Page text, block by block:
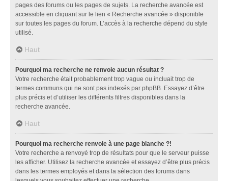
pages des forums ou les pages de sujets. La recherche avancée est
accessible en cliquant sur le lien « Recherche avancée » disponible
sur toutes les pages du forum. L’accès à la recherche dépend du style
utilisé.
Haut
Pourquoi ma recherche ne renvoie aucun résultat ?
Votre recherche était probablement trop vague ou incluait trop de
termes communs qui ne sont pas indexés par phpBB. Essayez d’être
plus précis et d’utiliser les différents filtres disponibles dans la
recherche avancée.
Haut
Pourquoi ma recherche renvoie à une page blanche ?!
Votre recherche a renvoyé trop de résultats pour que le serveur puisse
les afficher. Utilisez la recherche avancée et essayez d’être plus précis
dans les termes employés et dans la sélection des forums dans